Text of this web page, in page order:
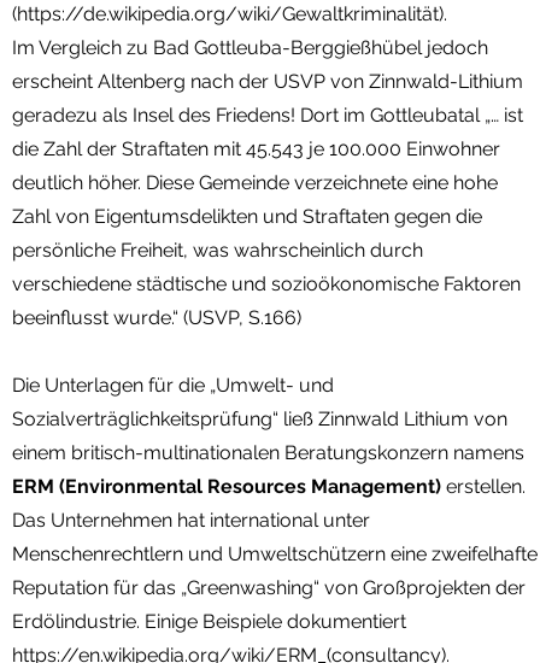
(https://de.wikipedia.org/wiki/Gewaltkriminalität).
Im Vergleich zu Bad Gottleuba-Berggießhübel jedoch
erscheint Altenberg nach der USVP von Zinnwald-Lithium
geradezu als Insel des Friedens! Dort im Gottleubatal „… ist
die Zahl der Straftaten mit 45.543 je 100.000 Einwohner
deutlich höher. Diese Gemeinde verzeichnete eine hohe
Zahl von Eigentumsdelikten und Straftaten gegen die
persönliche Freiheit, was wahrscheinlich durch
verschiedene städtische und sozioökonomische Faktoren
beeinflusst wurde.“ (USVP, S.166)
Die Unterlagen für die „Umwelt- und
Sozialverträglichkeitsprüfung“ ließ Zinnwald Lithium von
einem britisch-multinationalen Beratungskonzern namens
ERM (Environmental Resources Management) erstellen.
Das Unternehmen hat international unter
Menschenrechtlern und Umweltschützern eine zweifelhafte
Reputation für das „Greenwashing“ von Großprojekten der
Erdölindustrie. Einige Beispiele dokumentiert
https://en.wikipedia.org/wiki/ERM_(consultancy).